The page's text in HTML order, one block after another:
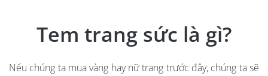
Tem trang sức là gì?
Nếu chúng ta mua vàng hay nữ trang trước đây, chúng ta sẽ